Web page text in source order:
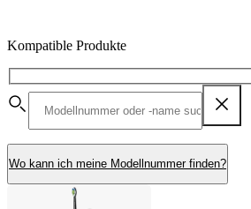
Kompatible Produkte
Wo kann ich meine Modellnummer finden?